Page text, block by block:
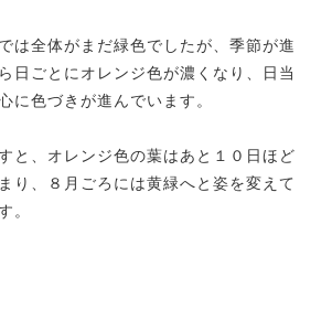
は全体がまだ緑色でしたが、季節が進
日ごとにオレンジ色が濃くなり、日当
に色づきが進んでいます。
と、オレンジ色の葉はあと１０日ほど
り、８月ごろには黄緑へと姿を変えて
。